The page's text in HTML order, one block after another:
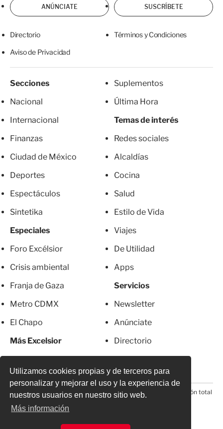
Utilizamos cookies propias y de terceros para
personalizar y mejorar el uso y la experiencia de
nuestros usuarios en nuestro sitio web.
Más información
ANÚNCIATE SUSCRÍBETE
Directorio Términos y Condiciones
Aviso de Privacidad
Secciones
Nacional
Internacional
Finanzas
Ciudad de México
Deportes
Espectáculos
Sintetika
Especiales
Foro Excélsior
Crisis ambiental
Franja de Gaza
Metro CDMX
El Chapo
Más Excelsior
Suplementos
Última Hora
Temas de interés
Redes sociales
Alcaldías
Cocina
Salud
Estilo de Vida
Viajes
De Utilidad
Apps
Servicios
Newsletter
Anúnciate
Directorio
© 2026 Todos los derechos reservados. Prohibida la reproducción total
o parcial, incluyendo cualquier medio electrónico*